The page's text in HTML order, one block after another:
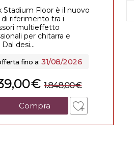
Stadium Floor è il nuovo
riferimento tra i
multieffetto
per chitarra e
desi...
fino a:31/08/2026
€ €
1.848,00
Compra